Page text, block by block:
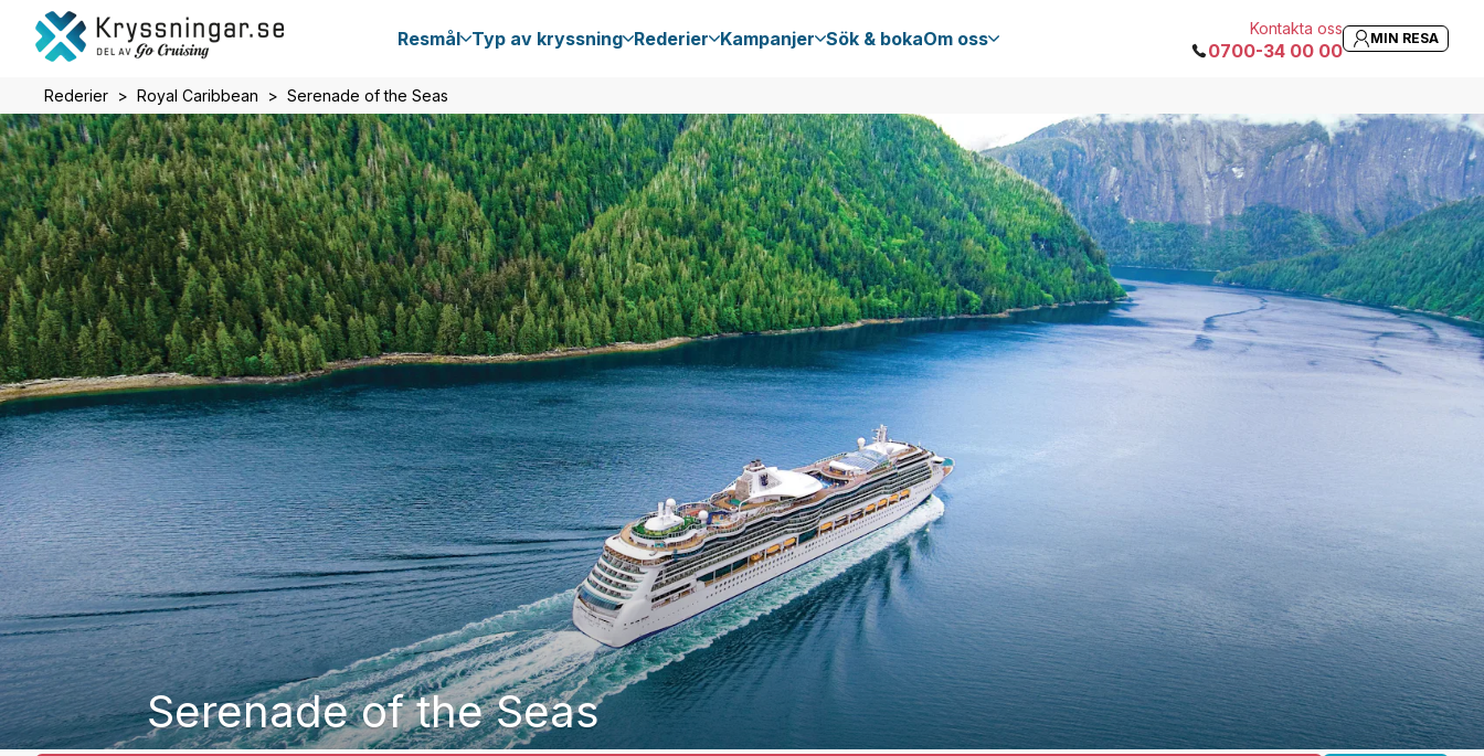
Resmål Typ av kryssning Rederier Kampanjer Sök & bokaOm oss Kontakta oss
0700-34 00 00
MIN RESA
Rederier Royal Caribbean Serenade of the Seas
Serenade of the Seas